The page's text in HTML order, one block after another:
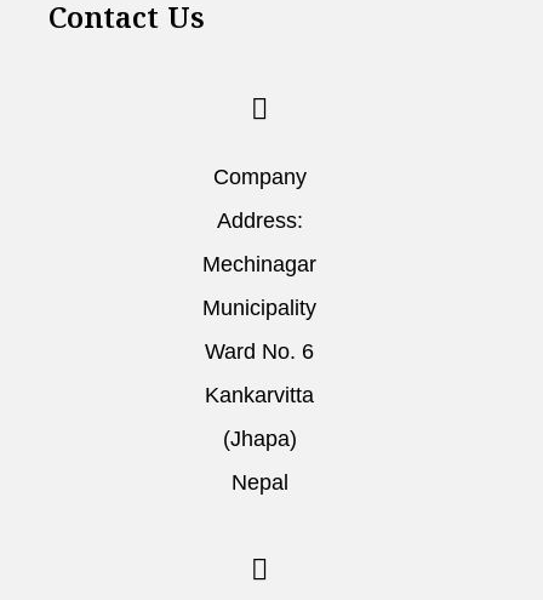
Contact Us
Company
Address:
Mechinagar
Municipality
Ward No. 6
Kankarvitta
(Jhapa)
Nepal